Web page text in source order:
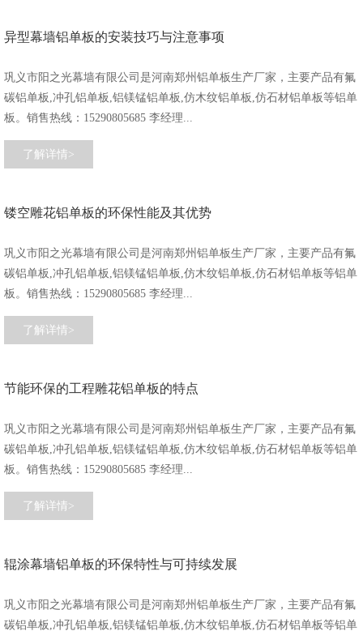
异型幕墙铝单板的安装技巧与注意事项
巩义市阳之光幕墙有限公司是河南郑州铝单板生产厂家，主要产品有氟
碳铝单板,冲孔铝单板,铝镁锰铝单板,仿木纹铝单板,仿石材铝单板等铝单
板。销售热线：15290805685 李经理...
了解详情>
镂空雕花铝单板的环保性能及其优势
巩义市阳之光幕墙有限公司是河南郑州铝单板生产厂家，主要产品有氟
碳铝单板,冲孔铝单板,铝镁锰铝单板,仿木纹铝单板,仿石材铝单板等铝单
板。销售热线：15290805685 李经理...
了解详情>
节能环保的工程雕花铝单板的特点
巩义市阳之光幕墙有限公司是河南郑州铝单板生产厂家，主要产品有氟
碳铝单板,冲孔铝单板,铝镁锰铝单板,仿木纹铝单板,仿石材铝单板等铝单
板。销售热线：15290805685 李经理...
了解详情>
辊涂幕墙铝单板的环保特性与可持续发展
巩义市阳之光幕墙有限公司是河南郑州铝单板生产厂家，主要产品有氟
碳铝单板,冲孔铝单板,铝镁锰铝单板,仿木纹铝单板,仿石材铝单板等铝单